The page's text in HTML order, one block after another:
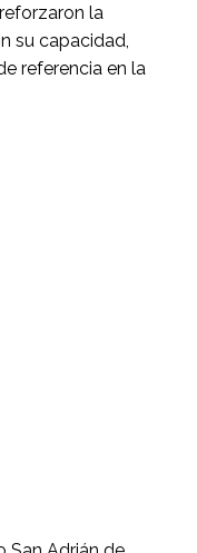
la
su capacidad,
referencia en la